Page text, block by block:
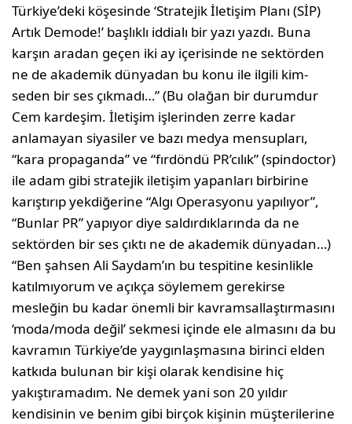
Türkiye’deki köşesin­de ‘Stratejik İletişim Planı (SİP)
Artık Demode!’ başlıklı iddialı bir yazı yaz­dı. Buna
karşın aradan geçen iki ay içerisinde ne sektörden
ne de akade­mik dünyadan bu konu ile ilgili kim­
seden bir ses çıkmadı…” (Bu olağan bir durumdur
Cem kardeşim. İletişim işlerinden zerre kadar
anlamayan siyasiler ve bazı medya mensupları,
“kara propaganda” ve “fırdöndü PR’cılık” (spindoctor)
ile adam gibi stratejik iletişim yapanları birbirine
karıştırıp yekdiğe­rine “Algı Operasyonu yapılıyor”,
“Bunlar PR” yapıyor diye saldırdıklarında da ne
sektörden bir ses çıktı ne de akademik dünyadan…)
“Ben şahsen Ali Saydam’ın bu tespiti­ne kesinlikle
katılmıyorum ve açıkça söylemem gerekirse
mesleğin bu ka­dar önemli bir kavramsallaştırmasını
‘moda/moda değil’ sekmesi içinde ele almasını da bu
kavramın Türkiye’de yaygınlaşmasına birinci elden
katkı­da bulunan bir kişi olarak kendisine hiç
yakıştıramadım. Ne demek yani son 20 yıldır
kendisinin ve benim gibi birçok kişinin müşterilerine